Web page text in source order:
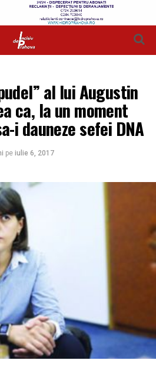
al lui Augustin
ca, la un moment
i dauneze sefei DNA
pe iulie 6, 2017